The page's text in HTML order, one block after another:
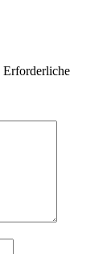
Erforderliche